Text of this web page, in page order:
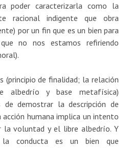
poder caracterizarla como la
racional indigente que obra
por un fin que es un bien para
no nos estamos refiriendo
de finalidad; la relación
albedrío y base metafísica)
de demostrar la descripción de
acción humana implica un intento
la voluntad y el libre albedrío. Y
conducta es un bien que